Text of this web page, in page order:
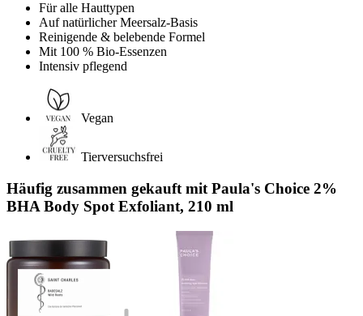
Für alle Hauttypen
Auf natürlicher Meersalz-Basis
Reinigende & belebende Formel
Mit 100 % Bio-Essenzen
Intensiv pflegend
Vegan
Tierversuchsfrei
Häufig zusammen gekauft mit Paula's Choice 2%
BHA Body Spot Exfoliant, 210 ml